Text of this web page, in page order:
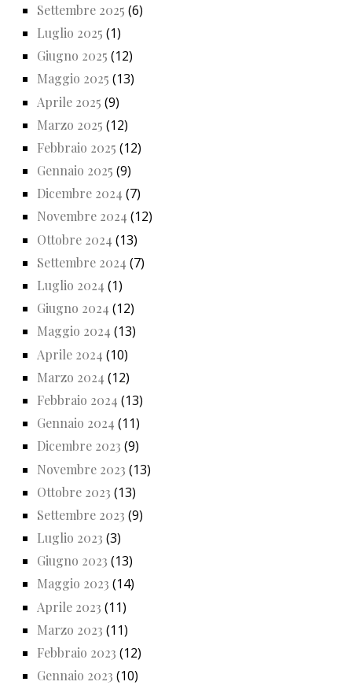
Settembre 2025 (6)
Luglio 2025 (1)
Giugno 2025 (12)
Maggio 2025 (13)
Aprile 2025 (9)
Marzo 2025 (12)
Febbraio 2025 (12)
Gennaio 2025 (9)
Dicembre 2024 (7)
Novembre 2024 (12)
Ottobre 2024 (13)
Settembre 2024 (7)
Luglio 2024 (1)
Giugno 2024 (12)
Maggio 2024 (13)
Aprile 2024 (10)
Marzo 2024 (12)
Febbraio 2024 (13)
Gennaio 2024 (11)
Dicembre 2023 (9)
Novembre 2023 (13)
Ottobre 2023 (13)
Settembre 2023 (9)
Luglio 2023 (3)
Giugno 2023 (13)
Maggio 2023 (14)
Aprile 2023 (11)
Marzo 2023 (11)
Febbraio 2023 (12)
Gennaio 2023 (10)